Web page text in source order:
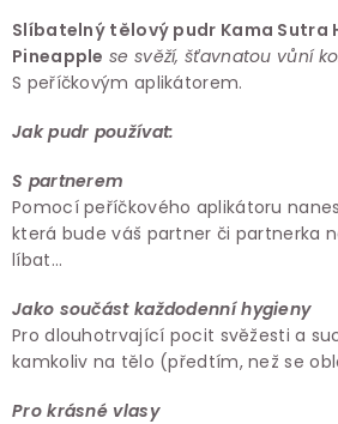
Slíbatelný tělový pudr Kama Sutra
Pineapple se svěží, šťavnatou vůní
S peříčkovým aplikátorem.
Jak pudr používat:
S partnerem
Pomocí peříčkového aplikátoru
která bude váš partner či partnerka
líbat...
Jako součást každodenní hygieny
Pro dlouhotrvající pocit svěžesti a
kamkoliv na tělo (předtím, než se
Pro krásné vlasy